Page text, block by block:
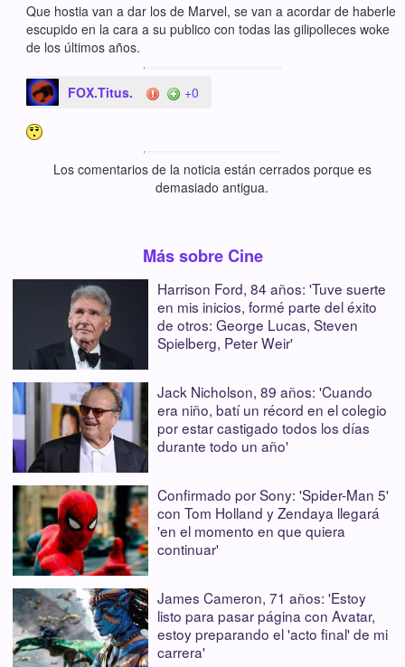
Que hostia van a dar los de Marvel, se van a acordar de haberle
escupido en la cara a su publico con todas las gilipolleces woke
de los últimos años.
FOX.Titus. +0
Los comentarios de la noticia están cerrados porque es
demasiado antigua.
Más sobre Cine
Harrison Ford, 84 años: 'Tuve suerte
en mis inicios, formé parte del éxito
de otros: George Lucas, Steven
Spielberg, Peter Weir'
Jack Nicholson, 89 años: 'Cuando
era niño, batí un récord en el colegio
por estar castigado todos los días
durante todo un año'
Confirmado por Sony: 'Spider-Man 5'
con Tom Holland y Zendaya llegará
'en el momento en que quiera
continuar'
James Cameron, 71 años: 'Estoy
listo para pasar página con Avatar,
estoy preparando el 'acto final' de mi
carrera'